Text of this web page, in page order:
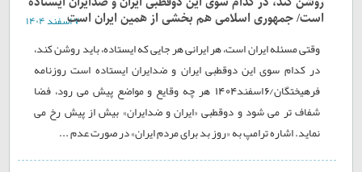
است/ جمهوری اسلامی هم بخشی از همین ایران است
۷ اسفند ۱۴۰۴
وقتی مسئله ایران است، هر ایرانی هر جایی که ایستاده، باید روشن کند،
در کدام سوی این دوقطبی ایران و ضدایران ایستاده است روزنامه
فرهیختگان/6اسفند1404 هر چه وقایع و مواضع پیش می رود، فضا
شفاف تر می شود و دوقطبی «ایران و ضدایران» بیش از پیش رخ می
نماید. اشاره ترامپ به «روز بد برای مردم ایران» در صورت عدم ...